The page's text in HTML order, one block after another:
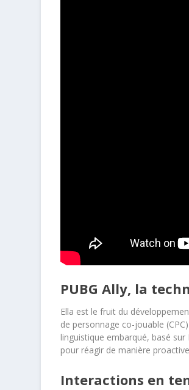
PUBG Ally, la
Ella est le fruit du
de personnage co-jouable
linguistique embarqué, basé
pour réagir de manière
Interactions en